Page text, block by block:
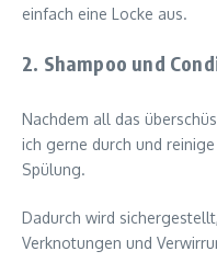
einfach eine Locke aus.
2. Shampoo und
Nachdem all das
ich gerne durch und
Spülung.
Dadurch wird
Verknotungen und